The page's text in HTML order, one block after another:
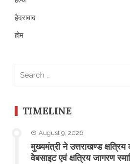
हैदराबाद
होम
TIMELINE
August 9, 2026
मुख्यमंत्री ने उत्तराखण्ड
वेबसाइट एवं क्षत्रिय जागरण